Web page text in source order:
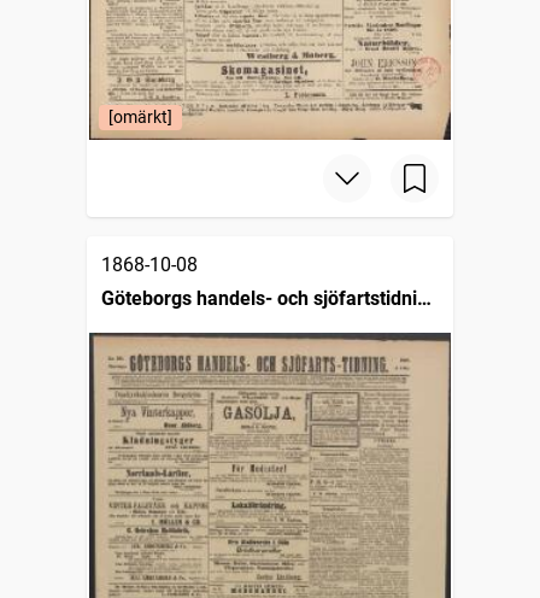
[omärkt]
1868-10-08
Göteborgs handels- och sjöfartstidning
(1832)